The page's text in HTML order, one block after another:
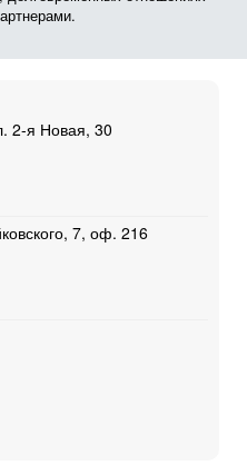
2-я Новая, 30
7, оф. 216